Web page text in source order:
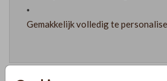
Gemakkelijk volledig te